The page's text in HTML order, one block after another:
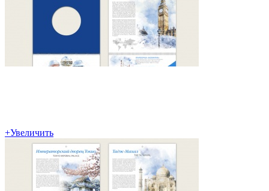
+Увеличить